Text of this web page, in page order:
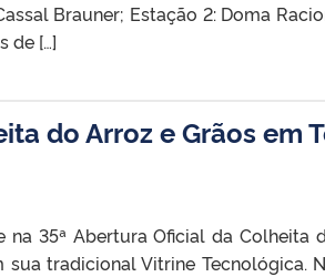
Brauner; Estação 2: Doma
de […]
do Arroz e Grãos em
na 35ª Abertura Oficial da Colheita
sua tradicional Vitrine Tecnológica.